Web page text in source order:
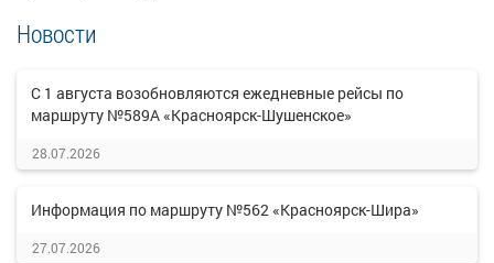
Новости
С 1 августа возобновляются ежедневные рейсы по
маршруту №589А «Красноярск-Шушенское»
28.07.2026
Информация по маршруту №562 «Красноярск-Шира»
27.07.2026